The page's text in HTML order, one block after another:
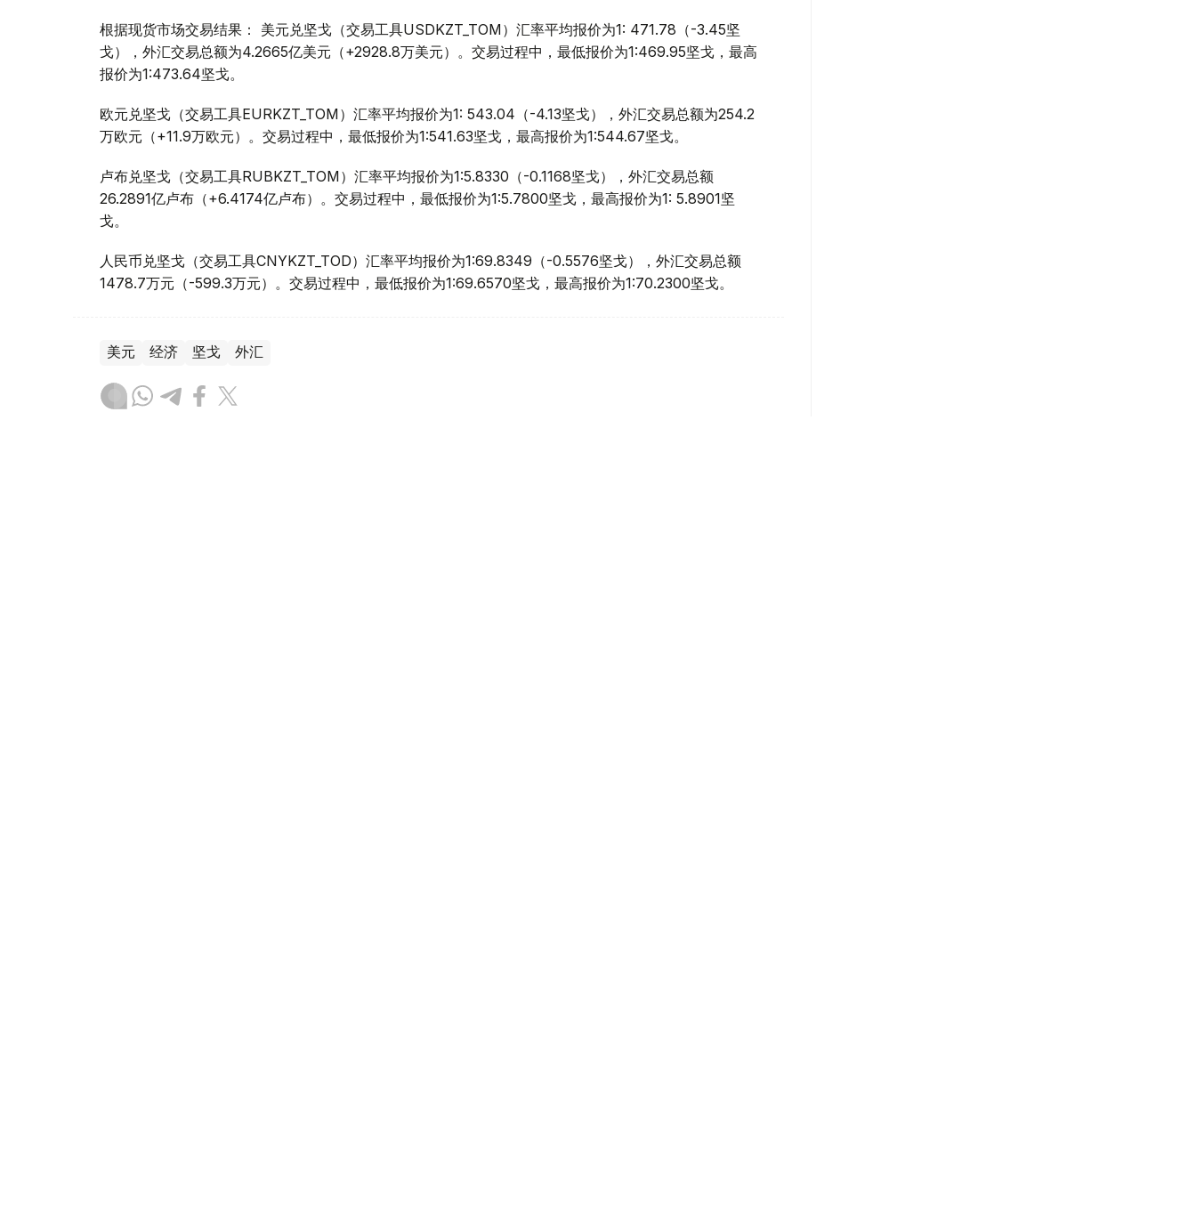
根据现货市场交易结果： 美元兑坚戈（交易工具USDKZT_TOM）汇率平均报价为1: 471.78（-3.45坚
戈），外汇交易总额为4.2665亿美元（+2928.8万美元）。交易过程中，最低报价为1:469.95坚戈，最高
报价为1:473.64坚戈。
欧元兑坚戈（交易工具EURKZT_TOM）汇率平均报价为1: 543.04（-4.13坚戈），外汇交易总额为254.2
万欧元（+11.9万欧元）。交易过程中，最低报价为1:541.63坚戈，最高报价为1:544.67坚戈。
卢布兑坚戈（交易工具RUBKZT_TOM）汇率平均报价为1:5.8330（-0.1168坚戈），外汇交易总额
26.2891亿卢布（+6.4174亿卢布）。交易过程中，最低报价为1:5.7800坚戈，最高报价为1: 5.8901坚
戈。
人民币兑坚戈（交易工具CNYKZT_TOD）汇率平均报价为1:69.8349（-0.5576坚戈），外汇交易总额
1478.7万元（-599.3万元）。交易过程中，最低报价为1:69.6570坚戈，最高报价为1:70.2300坚戈。
美元 经济 坚戈 外汇